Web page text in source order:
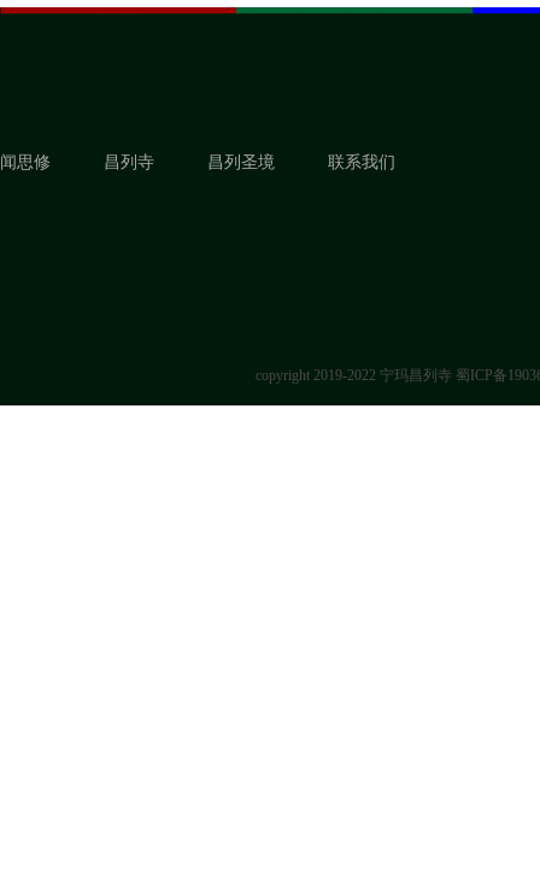
闻思修 昌列寺 昌列圣境 联系我们
copyright 2019-2022 宁玛昌列寺 蜀ICP备